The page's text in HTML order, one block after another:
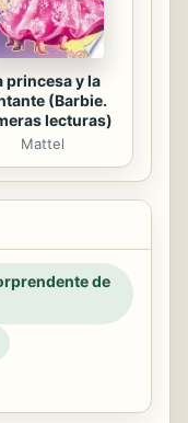
princesa y la
(Barbie.
lecturas)
Mattel
de